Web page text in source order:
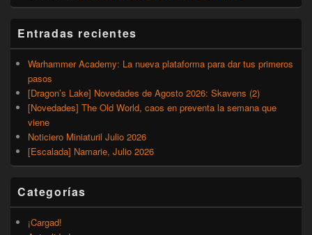
Entradas recientes
Warhammer Academy: La nueva plataforma para dar tus primeros
pasos
[Dragon’s Lake] Novedades de Agosto 2026: Skavens (2)
[Novedades] The Old World, caos en preventa la semana que
viene
Noticiero Miniaturil Julio 2026
[Escalada] Namarie, Julio 2026
Categorías
¡Cargad!